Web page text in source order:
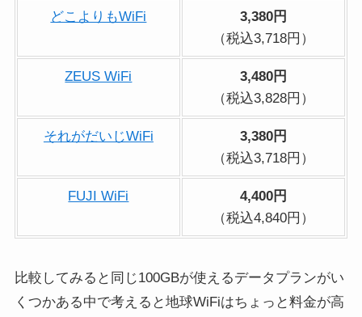
どこよりもWiFi
3,380円
（税込3,718円）
ZEUS WiFi
3,480円
（税込3,828円）
それがだいじWiFi
3,380円
（税込3,718円）
FUJI WiFi
4,400円
（税込4,840円）
比較してみると同じ100GBが使えるデータプランがい
くつかある中で考えると地球WiFiはちょっと料金が高